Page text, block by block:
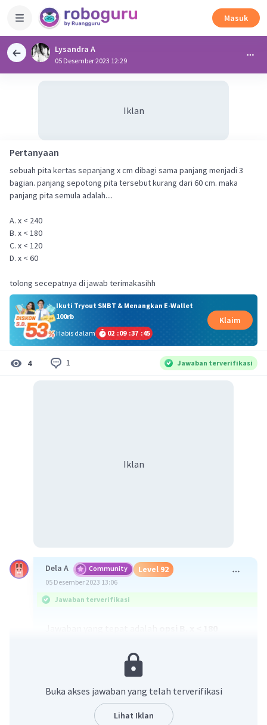
Masuk
Lysandra A
05 Desember 2023 12:29
Iklan
Pertanyaan
sebuah pita kertas sepanjang x cm dibagi sama panjang menjadi 3
bagian. panjang sepotong pita tersebut kurang dari 60 cm. maka
panjang pita semula adalah....
A. x < 240
B. x < 180
C. x < 120
D. x < 60
tolong secepatnya di jawab terimakasihh
Ikuti Tryout SNBT & Menangkan E-Wallet
100rb
Habis dalam
02 :09 :37 :44
Klaim
4 1 Jawaban terverifikasi
Iklan
Dela A Community Level 92
05 Desember 2023 13:06
Jawaban terverifikasi
x cm < 180 cm
Jawaban dari soal tersebut adalah
Buka akses jawaban yang telah terverifikasi
Lihat Iklan